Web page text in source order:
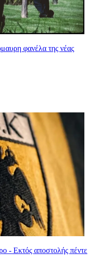
φανέλα της νέας
- Εκτός αποστολής πέντε